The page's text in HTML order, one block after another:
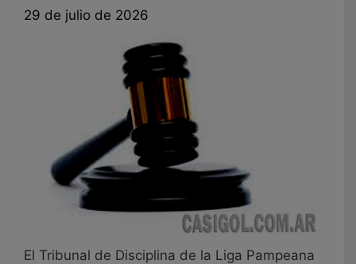
29 de julio de 2026
El Tribunal de Disciplina de la Liga Pampeana